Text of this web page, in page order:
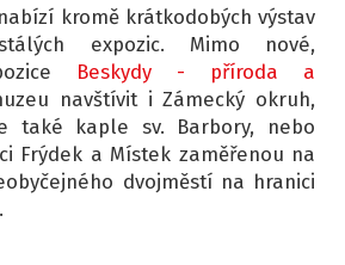
kromě krátkodobých výstav
expozic. Mimo nové,
Beskydy - příroda a
navštívit i Zámecký okruh,
také kaple sv. Barbory, nebo
Frýdek a Místek zaměřenou na
dvojměstí na hranici